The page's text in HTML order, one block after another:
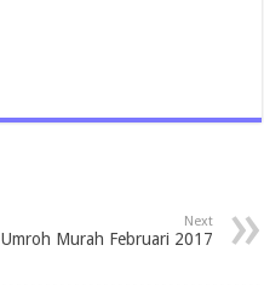
Next
Umroh Murah Februari 2017